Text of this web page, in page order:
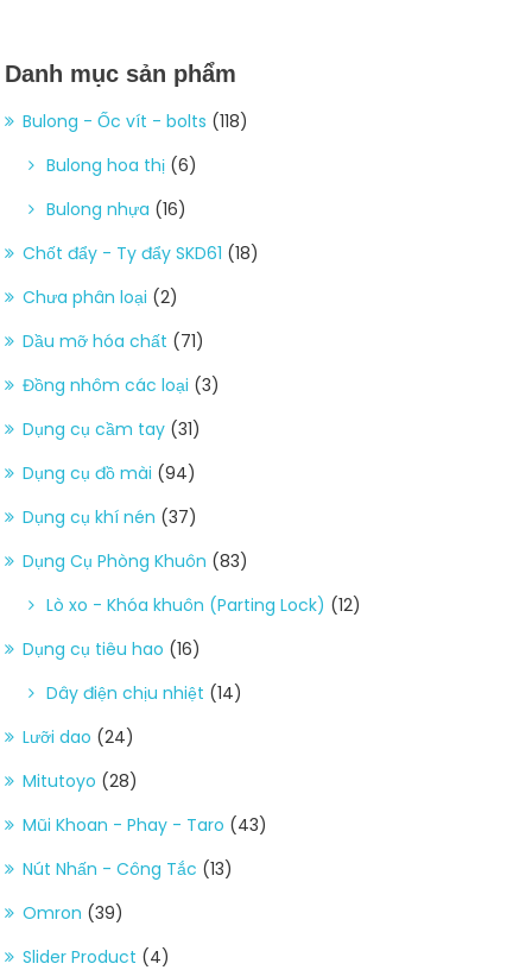
Danh mục sản phẩm
Bulong - Ốc vít - bolts (118)
Bulong hoa thị (6)
Bulong nhựa (16)
Chốt đẩy - Ty đẩy SKD61 (18)
Chưa phân loại (2)
Dầu mỡ hóa chất (71)
Đồng nhôm các loại (3)
Dụng cụ cầm tay (31)
Dụng cụ đồ mài (94)
Dụng cụ khí nén (37)
Dụng Cụ Phòng Khuôn (83)
Lò xo - Khóa khuôn (Parting Lock) (12)
Dụng cụ tiêu hao (16)
Dây điện chịu nhiệt (14)
Lưỡi dao (24)
Mitutoyo (28)
Mũi Khoan - Phay - Taro (43)
Nút Nhấn - Công Tắc (13)
Omron (39)
Slider Product (4)